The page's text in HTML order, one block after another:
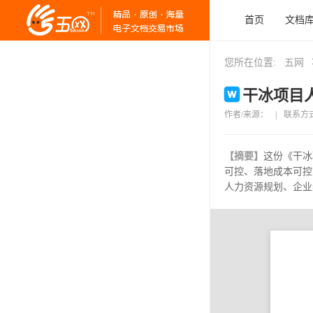
首页 文档
您所在位置: 五网
干冰项目
作者/来源： 联系方
【摘要】 这份《干
可控、落地成本可
人力资源规划、企